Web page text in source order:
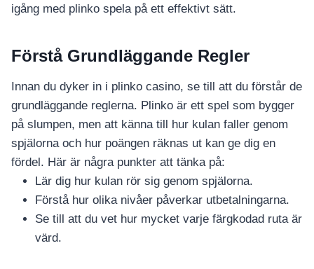
igång med plinko spela på ett effektivt sätt.
Förstå Grundläggande Regler
Innan du dyker in i plinko casino, se till att du förstår de
grundläggande reglerna. Plinko är ett spel som bygger
på slumpen, men att känna till hur kulan faller genom
spjälorna och hur poängen räknas ut kan ge dig en
fördel. Här är några punkter att tänka på:
Lär dig hur kulan rör sig genom spjälorna.
Förstå hur olika nivåer påverkar utbetalningarna.
Se till att du vet hur mycket varje färgkodad ruta är
värd.